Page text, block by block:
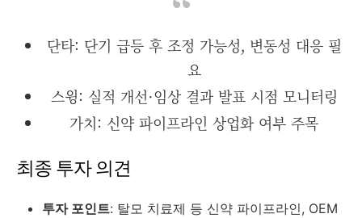
단타: 단기 급등 후 조정 가능성, 변동성 대응 필
요
스윙: 실적 개선·임상 결과 발표 시점 모니터링
가치: 신약 파이프라인 상업화 여부 주목
최종 투자 의견
투자 포인트: 탈모 치료제 등 신약 파이프라인, OEM